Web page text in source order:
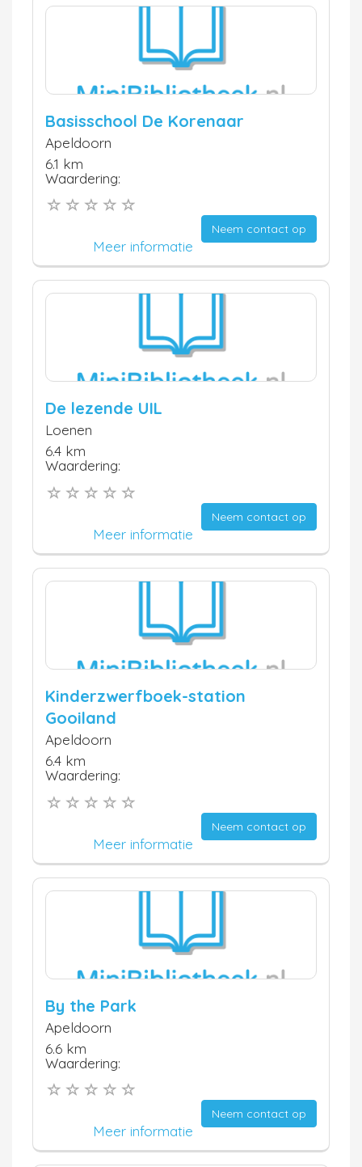
Basisschool De Korenaar
Apeldoorn
6.1 km
Waardering:
Neem contact op
Meer informatie
De lezende UIL
Loenen
6.4 km
Waardering:
Neem contact op
Meer informatie
Kinderzwerfboek-station
Gooiland
Apeldoorn
6.4 km
Waardering:
Neem contact op
Meer informatie
By the Park
Apeldoorn
6.6 km
Waardering:
Neem contact op
Meer informatie